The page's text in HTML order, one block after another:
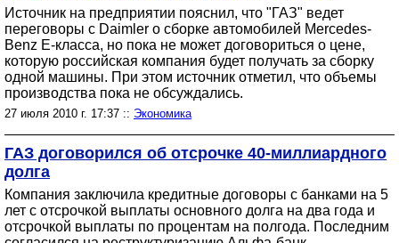
Источник на предприятии пояснил, что "ГАЗ" ведет
переговоры с Daimler о сборке автомобилей Mercedes-
Benz E-класса, но пока не может договориться о цене,
которую российская компания будет получать за сборку
одной машины. При этом источник отметил, что объемы
производства пока не обсуждались.
27 июля 2010 г. 17:37 :: Экономика
ГАЗ договорился об отсрочке 40-миллиардного
долга
Компания заключила кредитные договоры с банками на 5
лет с отсрочкой выплаты основного долга на два года и
отсрочкой выплаты по процентам на полгода. Последним